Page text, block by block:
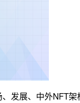
发展、中外NFT